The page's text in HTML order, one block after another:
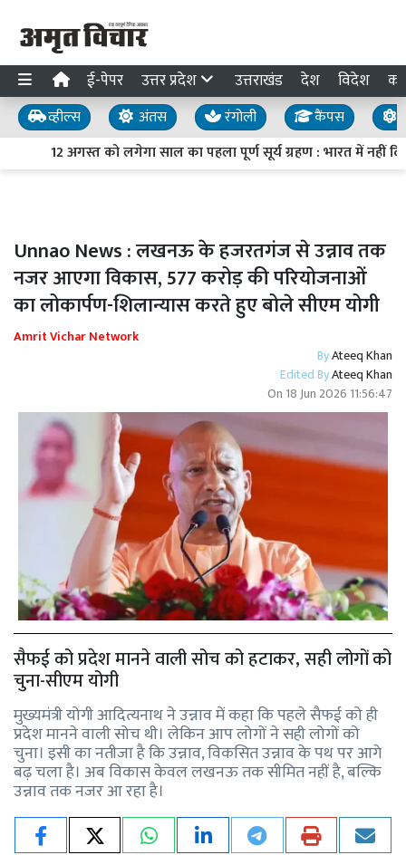
ई-पेपर उत्तर प्रदेश उत्तराखंड देश विदेश
व्हील्स अंतस रंगोली कैंपस
12 अगस्त को लगेगा साल का पहला पूर्ण सूर्य ग्रहण : भारत में नहीं
Unnao News : लखनऊ के हजरतगंज से उन्नाव तक
नजर आएगा विकास, 577 करोड़ की परियोजनाओं
का लोकार्पण-शिलान्यास करते हुए बोले सीएम योगी
Amrit Vichar Network
ByAteeq Khan
Edited ByAteeq Khan
On 18 Jun 2026 11:56:47
सैफई को प्रदेश मानने वाली सोच को हटाकर, सही लोगों को
चुना-सीएम योगी
मुख्यमंत्री योगी आदित्यनाथ ने उन्नाव में कहा कि पहले सैफई को ही
प्रदेश मानने वाली सोच थी। लेकिन आप लोगों ने सही लोगों को
चुना। इसी का नतीजा है कि उन्नाव, विकसित उन्नाव के पथ पर आगे
बढ़ चला है। अब विकास केवल लखनऊ तक सीमित नहीं है, बल्कि
उन्नाव तक नजर आ रहा है।